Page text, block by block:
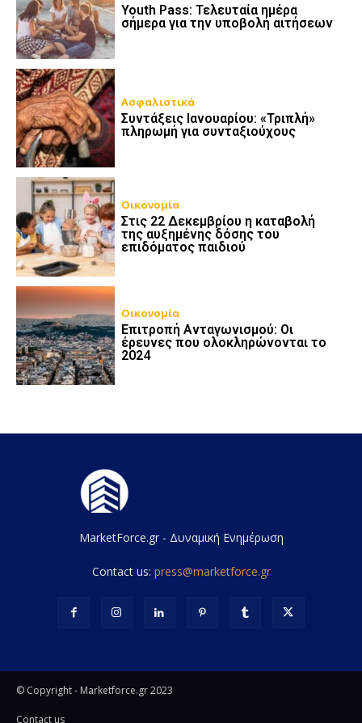
Youth Pass: Τελευταία ημέρα
σήμερα για την υποβολή αιτήσεων
Ασφαλιστικά
Συντάξεις Ιανουαρίου: «Τριπλή»
πληρωμή για συνταξιούχους
Οικονομία
Στις 22 Δεκεμβρίου η καταβολή
της αυξημένης δόσης του
επιδόματος παιδιού
Οικονομία
Επιτροπή Ανταγωνισμού: Οι
έρευνες που ολοκληρώνονται το
2024
MarketForce.gr - Δυναμική Ενημέρωση
Contact us: press@marketforce.gr
© Copyright - Marketforce.gr 2023
Contact us